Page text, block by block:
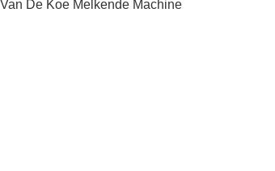
De Koe Melkende Machine